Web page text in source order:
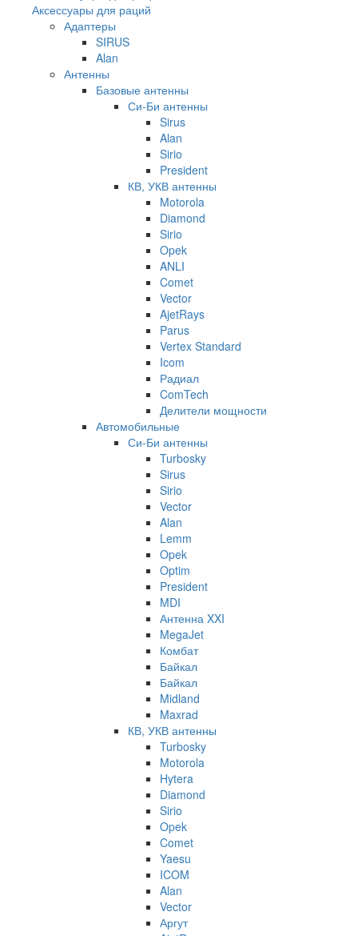
Аксессуары для раций
Адаптеры
SIRUS
Alan
Антенны
Базовые антенны
Си-Би антенны
Sirus
Alan
Sirio
President
КВ, УКВ антенны
Motorola
Diamond
Sirio
Opek
ANLI
Comet
Vector
AjetRays
Parus
Vertex Standard
Icom
Радиал
ComTech
Делители мощности
Автомобильные
Си-Би антенны
Turbosky
Sirus
Sirio
Vector
Alan
Lemm
Opek
Optim
President
MDI
Антенна XXI
MegaJet
Комбат
Байкал
Байкал
Midland
Maxrad
КВ, УКВ антенны
Turbosky
Motorola
Hytera
Diamond
Sirio
Opek
Comet
Yaesu
ICOM
Alan
Vector
Аргут